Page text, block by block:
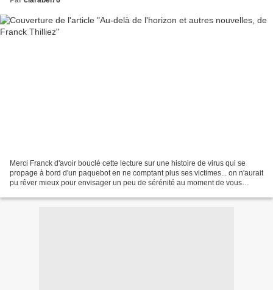
Merci Franck d'avoir bouclé cette lecture sur une histoire de virus qui se
propage à bord d'un paquebot en ne comptant plus ses victimes... on n'aurait
pu rêver mieux pour envisager un peu de sérénité au moment de vous